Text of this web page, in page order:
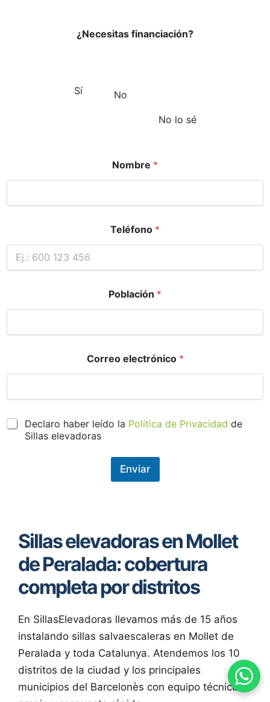
¿Necesitas financiación?
Sí No
No lo sé
Nombre *
Teléfono *
Población *
Correo electrónico *
P
Declaro haber leído la Política de Privacidad de
Sillas elevadoras
Enviar
Sillas elevadoras en Mollet
de Peralada: cobertura
completa por distritos
En SillasElevadoras llevamos más de 15 años
instalando sillas salvaescaleras en Mollet de
Peralada y toda Catalunya. Atendemos los 10
distritos de la ciudad y los principales
municipios del Barcelonès con equipo técnico